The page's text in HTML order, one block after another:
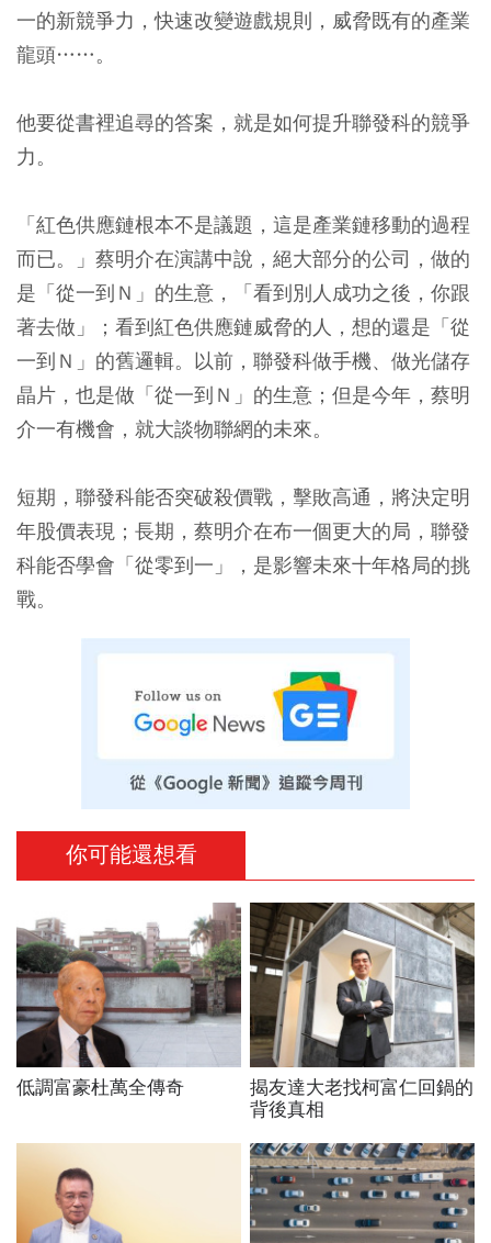
一的新競爭力，快速改變遊戲規則，威脅既有的產業
龍頭……。
他要從書裡追尋的答案，就是如何提升聯發科的競爭
力。
「紅色供應鏈根本不是議題，這是產業鏈移動的過程
而已。」蔡明介在演講中說，絕大部分的公司，做的
是「從一到Ｎ」的生意，「看到別人成功之後，你跟
著去做」；看到紅色供應鏈威脅的人，想的還是「從
一到Ｎ」的舊邏輯。以前，聯發科做手機、做光儲存
晶片，也是做「從一到Ｎ」的生意；但是今年，蔡明
介一有機會，就大談物聯網的未來。
短期，聯發科能否突破殺價戰，擊敗高通，將決定明
年股價表現；長期，蔡明介在布一個更大的局，聯發
科能否學會「從零到一」，是影響未來十年格局的挑
戰。
你可能還想看
低調富豪杜萬全傳奇
揭友達大老找柯富仁回鍋的
背後真相